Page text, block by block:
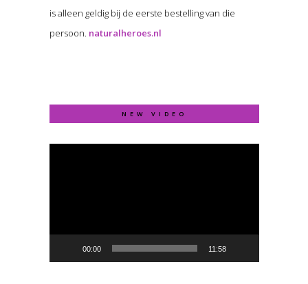
is alleen geldig bij de eerste bestelling van die
persoon. naturalheroes.nl
NEW VIDEO
Video
00:00 11:58